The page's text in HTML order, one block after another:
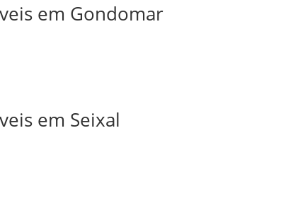
em Gondomar
em Seixal